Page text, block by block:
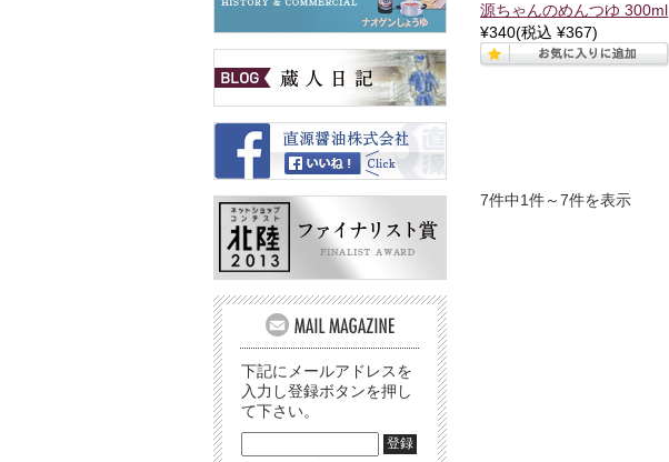
源ちゃんのめんつゆ 300ml
¥340(税込 ¥367)
7件中1件～7件を表示
下記にメールアドレスを
入力し登録ボタンを押し
て下さい。